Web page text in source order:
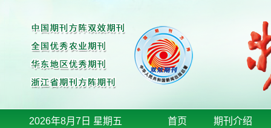
2026年8月7日 星期五 首页 期刊介绍